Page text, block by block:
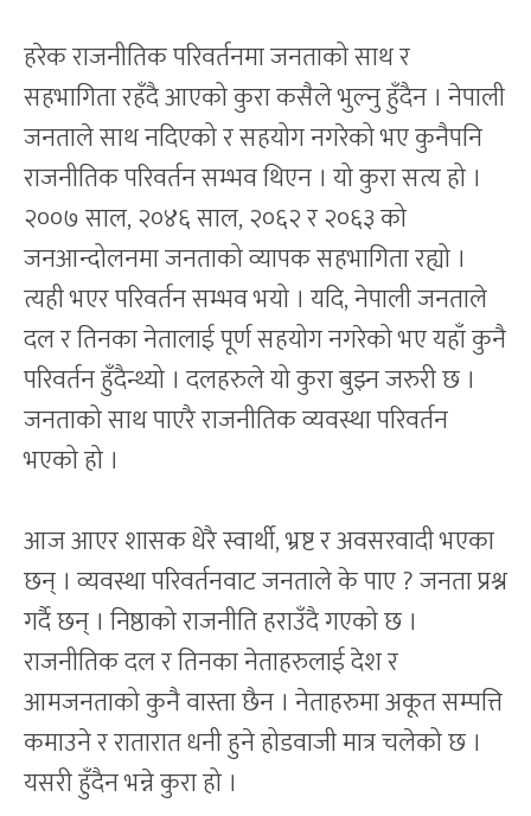
हरेक राजनीतिक परिवर्तनमा जनताको साथ र
सहभागिता रहँदै आएको कुरा कसैले भुल्नु हुँदैन । नेपाली
जनताले साथ नदिएको र सहयोग नगरेको भए कुनैपनि
राजनीतिक परिवर्तन सम्भव थिएन । यो कुरा सत्य हो ।
२००७ साल, २०४६ साल, २०६२ र २०६३ को
जनआन्दोलनमा जनताको व्यापक सहभागिता रह्यो ।
त्यही भएर परिवर्तन सम्भव भयो । यदि, नेपाली जनताले
दल र तिनका नेतालाई पूर्ण सहयोग नगरेको भए यहाँ कुनै
परिवर्तन हुँदैन्थ्यो । दलहरुले यो कुरा बुझ्न जरुरी छ ।
जनताको साथ पाएरै राजनीतिक व्यवस्था परिवर्तन
भएको हो ।
आज आएर शासक धेरै स्वार्थी, भ्रष्ट र अवसरवादी भएका
छन् । व्यवस्था परिवर्तनवाट जनताले के पाए ? जनता प्रश्न
गर्दै छन् । निष्ठाको राजनीति हराउँदै गएको छ ।
राजनीतिक दल र तिनका नेताहरुलाई देश र
आमजनताको कुनै वास्ता छैन । नेताहरुमा अकूत सम्पत्ति
कमाउने र रातारात धनी हुने होडवाजी मात्र चलेको छ ।
यसरी हुँदैन भन्ने कुरा हो ।